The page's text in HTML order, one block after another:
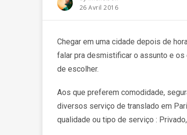
Posted
26 Avril 2016
Chegar em uma cidade depois de
falar pra desmistificar o assunto e
de escolher.
Aos que preferem comodidade,
diversos serviço de translado em
qualidade ou tipo de serviço :